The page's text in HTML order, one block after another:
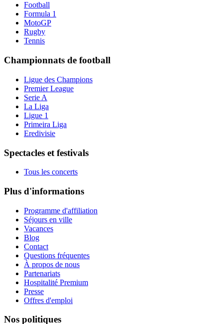
Football
Formula 1
MotoGP
Rugby
Tennis
Championnats de football
Ligue des Champions
Premier League
Serie A
La Liga
Ligue 1
Primeira Liga
Eredivisie
Spectacles et festivals
Tous les concerts
Plus d'informations
Programme d'affiliation
Séjours en ville
Vacances
Blog
Contact
Questions fréquentes
À propos de nous
Partenariats
Hospitalité Premium
Presse
Offres d'emploi
Nos politiques